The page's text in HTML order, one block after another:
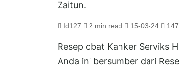
Zaitun.
Id127 2 min read 15-03-24
Resep obat Kanker Serviks
Anda ini bersumber dari